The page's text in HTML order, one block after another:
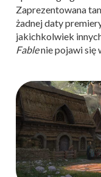
Zaprezentowana
żadnej daty
jakichkolwiek
Fablenie pojawi się